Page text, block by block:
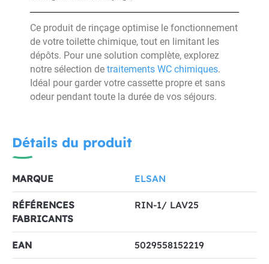
Ce produit de rinçage optimise le fonctionnement
de votre toilette chimique, tout en limitant les
dépôts. Pour une solution complète, explorez
notre sélection de traitements WC chimiques.
Idéal pour garder votre cassette propre et sans
odeur pendant toute la durée de vos séjours.
Détails du produit
MARQUE ELSAN
RÉFÉRENCES
FABRICANTS
RIN-1/ LAV25
EAN 5029558152219